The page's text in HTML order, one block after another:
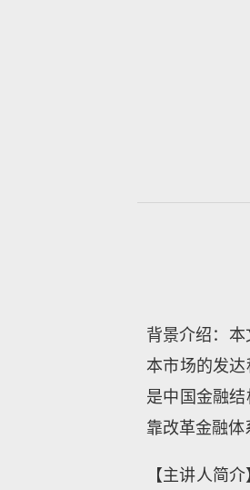
背景介绍：
本市场的发
是中国金融
靠改革金融体
【主讲人简